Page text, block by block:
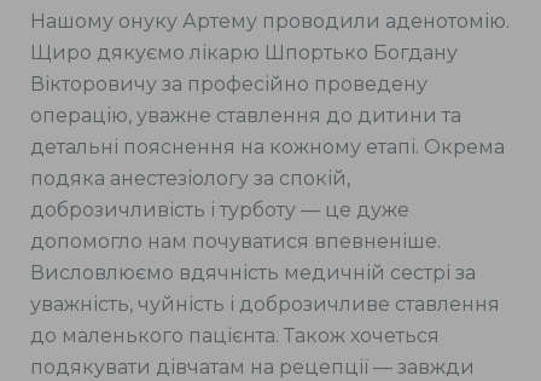
Нашому онуку Артему проводили аденотомію.
Щиро дякуємо лікарю Шпортько Богдану
Вікторовичу за професійно проведену
операцію, уважне ставлення до дитини та
детальні пояснення на кожному етапі. Окрема
подяка анестезіологу за спокій,
доброзичливість і турботу — це дуже
допомогло нам почуватися впевненіше.
Висловлюємо вдячність медичній сестрі за
уважність, чуйність і доброзичливе ставлення
до маленького пацієнта. Також хочеться
подякувати дівчатам на рецепції — завжди